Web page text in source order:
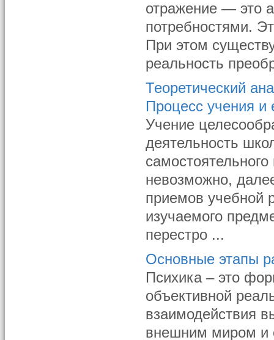
отражение — это
потребностями.
При этом
реальность
Теоретический
Процесс учения и
Учение
деятельность
невозможно,
приемов учебной
изучаемого
перестро ...
Основные этапы
Психика – это
объективной
взаимодействия
внешним миром и